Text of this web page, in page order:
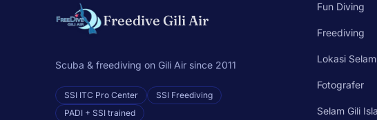
Freedive Gili Air
Scuba & freediving on Gili Air since 2011
SSI ITC Pro Center
SSI Freediving
PADI + SSI trained
Fun Diving
Freediving
Lokasi Selam
Fotografer
Selam Gili